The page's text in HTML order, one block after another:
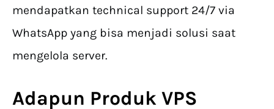
mendapatkan technical support 24/7 via
WhatsApp yang bisa menjadi solusi saat
mengelola server.
Adapun Produk VPS